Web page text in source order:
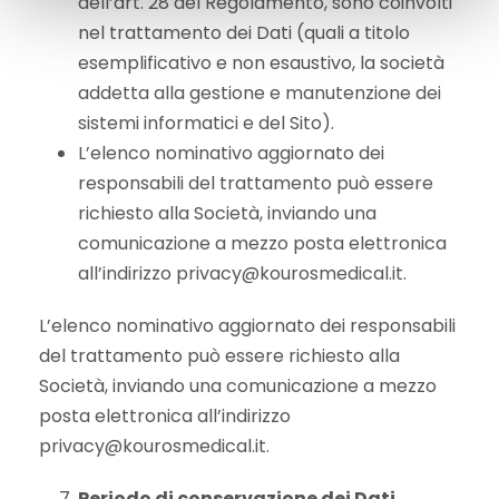
nel trattamento dei Dati (quali a titolo
esemplificativo e non esaustivo, la società
addetta alla gestione e manutenzione dei
sistemi informatici e del Sito).
L’elenco nominativo aggiornato dei
responsabili del trattamento può essere
richiesto alla Società, inviando una
comunicazione a mezzo posta elettronica
all’indirizzo privacy@kourosmedical.it.
L’elenco nominativo aggiornato dei responsabili
del trattamento può essere richiesto alla
Società, inviando una comunicazione a mezzo
posta elettronica all’indirizzo
privacy@kourosmedical.it.